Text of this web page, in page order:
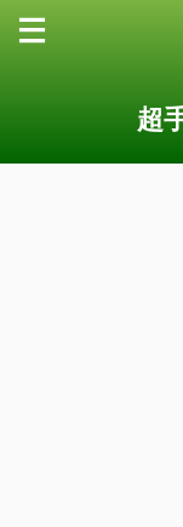
超